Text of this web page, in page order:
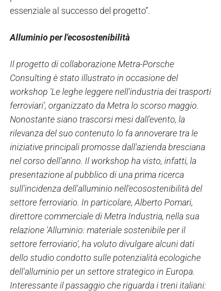
essenziale al successo del progetto”.
Alluminio per l'ecosostenibilità
Il progetto di collaborazione Metra-Porsche
Consulting è stato illustrato in occasione del
workshop 'Le leghe leggere nell'industria dei trasporti
ferroviari', organizzato da Metra lo scorso maggio.
Nonostante siano trascorsi mesi dall'evento, la
rilevanza del suo contenuto lo fa annoverare tra le
iniziative principali promosse dall'azienda bresciana
nel corso dell'anno. Il workshop ha visto, infatti, la
presentazione al pubblico di una prima ricerca
sull'incidenza dell'alluminio nell'ecosostenibilità del
settore ferroviario. In particolare, Alberto Pomari,
direttore commerciale di Metra Industria, nella sua
relazione 'Alluminio: materiale sostenibile per il
settore ferroviario', ha voluto divulgare alcuni dati
dello studio condotto sulle potenzialità ecologiche
dell'alluminio per un settore strategico in Europa.
Interessante il passaggio che riguarda i treni italiani: